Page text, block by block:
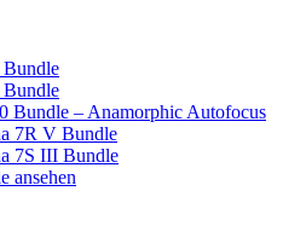
Bundle – Anamorphic Autofocus
7R V Bundle
7S III Bundle
ansehen